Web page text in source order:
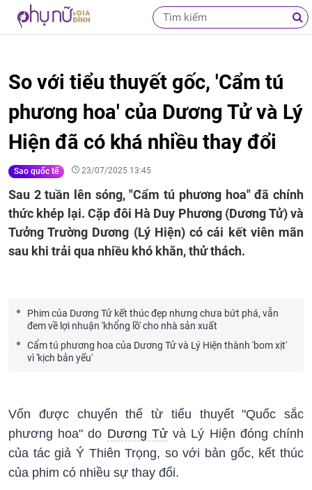
So với tiểu thuyết gốc, 'Cẩm tú
phương hoa' của Dương Tử và Lý
Hiện đã có khá nhiều thay đổi
Sao quốc tế 23/07/2025 13:45
Sau 2 tuần lên sóng, "Cẩm tú phương hoa" đã chính
thức khép lại. Cặp đôi Hà Duy Phương (Dương Tử) và
Tưởng Trường Dương (Lý Hiện) có cái kết viên mãn
sau khi trải qua nhiều khó khăn, thử thách.
Phim của Dương Tử kết thúc đẹp nhưng chưa bứt phá, vẫn
đem về lợi nhuận 'khổng lồ' cho nhà sản xuất
Cẩm tú phương hoa của Dương Tử và Lý Hiện thành 'bom xịt'
vì 'kịch bản yếu'
Vốn được chuyển thể từ tiểu thuyết "Quốc sắc
phương hoa" do Dương Tửvà Lý Hiện đóng chính
của tác giả Ý Thiên Trọng, so với bản gốc, kết thúc
của phim có nhiều sự thay đổi.